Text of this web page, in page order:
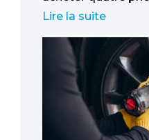
Lire la suite